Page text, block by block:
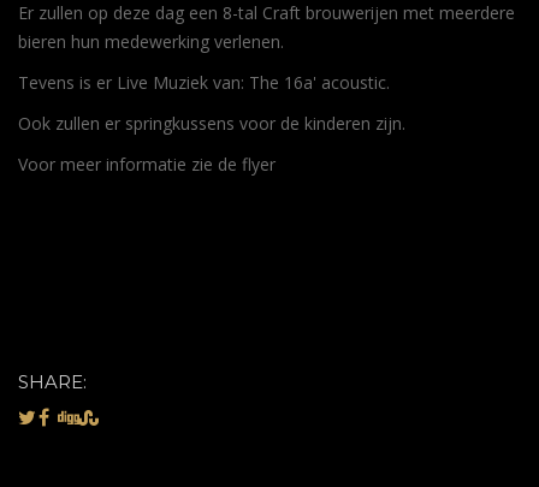
Er zullen op deze dag een 8-tal Craft brouwerijen met meerdere
bieren hun medewerking verlenen.
Tevens is er Live Muziek van: The 16a' acoustic.
Ook zullen er springkussens voor de kinderen zijn.
Voor meer informatie zie de flyer
SHARE: